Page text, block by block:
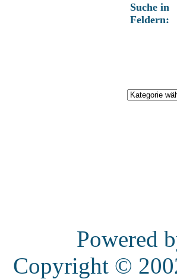
Suche in
Feldern:
Powered
Copyright ©